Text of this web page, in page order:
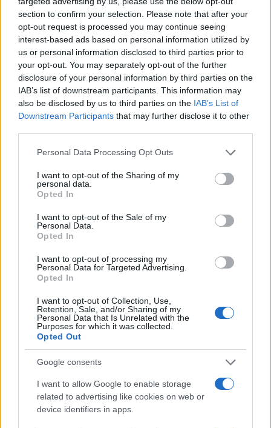
section to confirm your selection. Please note that after your
opt-out request is processed you may continue seeing
interest-based ads based on personal information utilized by
us or personal information disclosed to third parties prior to
your opt-out. You may separately opt-out of the further
disclosure of your personal information by third parties on the
IAB’s list of downstream participants. This information may
also be disclosed by us to third parties on the IAB’s List of
Downstream Participants that may further disclose it to other
Please note that this website/app uses one or more Google
not limited to your visit or usage behaviour. You may click to
grant or deny consent to Google and its third-party tags to
use your data for below specified purposes in below Google
consent section.
Personal Data Processing Opt Outs
I want to opt-out of the Sharing of my
personal data.
Opted In
I want to opt-out of the Sale of my
Personal Data.
Opted In
I want to opt-out of processing my
Personal Data for Targeted Advertising.
Opted In
I want to opt-out of Collection, Use,
Retention, Sale, and/or Sharing of my
Personal Data that Is Unrelated with the
Purposes for which it was collected.
Opted Out
Google consents
I want to allow Google to enable storage
related to advertising like cookies on web or
device identifiers in apps.
AUTORE
AiAdhubMedia